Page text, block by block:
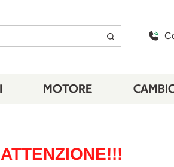
MOTORE
ATTENZIONE!!!